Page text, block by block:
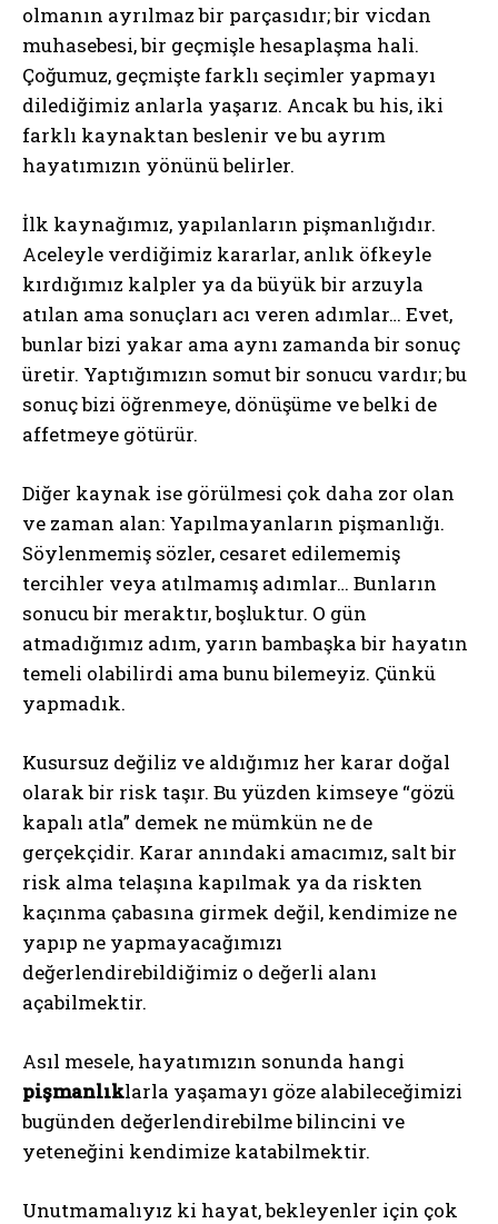
olmanın ayrılmaz bir parçasıdır; bir vicdan
muhasebesi, bir geçmişle hesaplaşma hali.
Çoğumuz, geçmişte farklı seçimler yapmayı
dilediğimiz anlarla yaşarız. Ancak bu his, iki
farklı kaynaktan beslenir ve bu ayrım
hayatımızın yönünü belirler.
İlk kaynağımız, yapılanların pişmanlığıdır.
Aceleyle verdiğimiz kararlar, anlık öfkeyle
kırdığımız kalpler ya da büyük bir arzuyla
atılan ama sonuçları acı veren adımlar… Evet,
bunlar bizi yakar ama aynı zamanda bir sonuç
üretir. Yaptığımızın somut bir sonucu vardır; bu
sonuç bizi öğrenmeye, dönüşüme ve belki de
affetmeye götürür.
Diğer kaynak ise görülmesi çok daha zor olan
ve zaman alan: Yapılmayanların pişmanlığı.
Söylenmemiş sözler, cesaret edilememiş
tercihler veya atılmamış adımlar… Bunların
sonucu bir meraktır, boşluktur. O gün
atmadığımız adım, yarın bambaşka bir hayatın
temeli olabilirdi ama bunu bilemeyiz. Çünkü
yapmadık.
Kusursuz değiliz ve aldığımız her karar doğal
olarak bir risk taşır. Bu yüzden kimseye “gözü
kapalı atla” demek ne mümkün ne de
gerçekçidir. Karar anındaki amacımız, salt bir
risk alma telaşına kapılmak ya da riskten
kaçınma çabasına girmek değil, kendimize ne
yapıp ne yapmayacağımızı
değerlendirebildiğimiz o değerli alanı
açabilmektir.
Asıl mesele, hayatımızın sonunda hangi
pişmanlıklarla yaşamayı göze alabileceğimizi
bugünden değerlendirebilme bilincini ve
yeteneğini kendimize katabilmektir.
Unutmamalıyız ki hayat, bekleyenler için çok